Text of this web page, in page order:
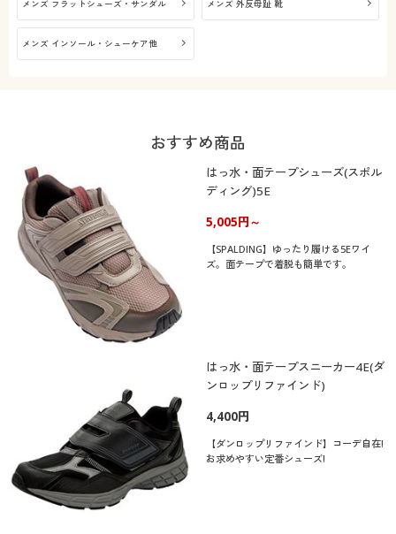
よくある質問とお問い合わせ
メンズ フラットシューズ・サンダル メンズ 外反母趾 靴
メンズ インソール・シューケア他
おすすめ商品
はっ水・面テープシューズ(スポル
ディング)5E
5,005円～
【SPALDING】ゆったり履ける5Eワイ
ズ。面テープで着脱も簡単です。
はっ水・面テープスニーカー4E(ダ
ンロップリファインド)
4,400円
【ダンロップリファインド】コーデ自在!
お求めやすい定番シューズ!